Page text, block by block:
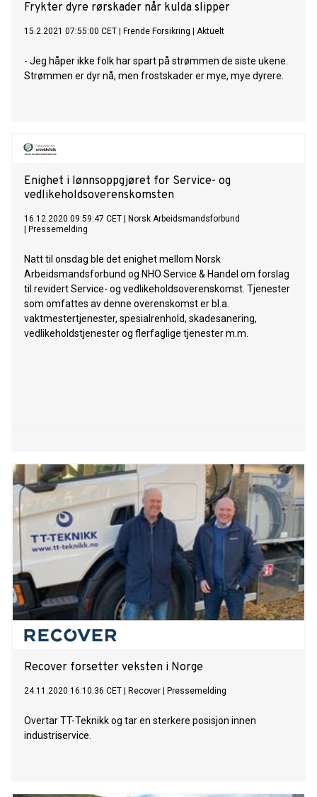
Frykter dyre rørskader når kulda slipper
15.2.2021 07:55:00 CET Frende Forsikring Aktuelt
- Jeg håper ikke folk har spart på strømmen de siste ukene.
Strømmen er dyr nå, men frostskader er mye, mye dyrere.
Enighet i lønnsoppgjøret for Service- og
vedlikeholdsoverenskomsten
16.12.2020 09:59:47 CET
Norsk Arbeidsmandsforbund
Pressemelding
Natt til onsdag ble det enighet mellom Norsk
Arbeidsmandsforbund og NHO Service & Handel om forslag
til revidert Service- og vedlikeholdsoverenskomst. Tjenester
som omfattes av denne overenskomst er bl.a.
vaktmestertjenester, spesialrenhold, skadesanering,
vedlikeholdstjenester og flerfaglige tjenester m.m.
Recover forsetter veksten i Norge
24.11.2020 16:10:36 CET Recover Pressemelding
Overtar TT-Teknikk og tar en sterkere posisjon innen
industriservice.